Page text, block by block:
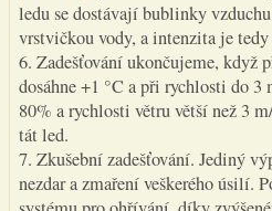
ledu se dostávají bublinky
vrstvičkou vody, a intenzita je tedy
6. Zadešťování ukončujeme, když
dosáhne +1 °C a při rychlosti do
80% a rychlosti větru větší než 3
tát led.
7. Zkušební zadešťování. Jediný
nezdar a zmaření veškerého úsilí.